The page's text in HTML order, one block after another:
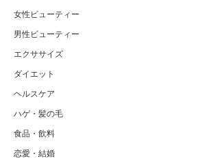
女性ビューティー
男性ビューティー
エクササイズ
ダイエット
ヘルスケア
ハゲ・髪の毛
食品・飲料
恋愛・結婚